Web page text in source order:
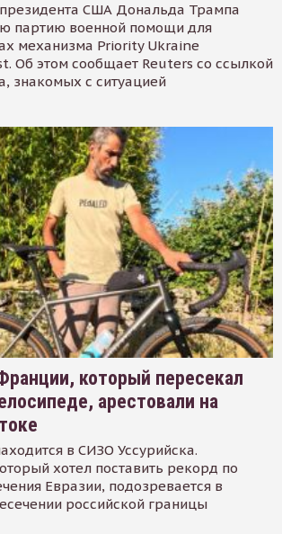
США Дональда Трампа
партию военной помощи для
механизма Priority Ukraine
Об этом сообщает Reuters со ссылкой
знакомых с ситуацией
который пересекал
арестовали на
в СИЗО Уссурийска.
хотел поставить рекорд по
Евразии, подозревается в
российской границы